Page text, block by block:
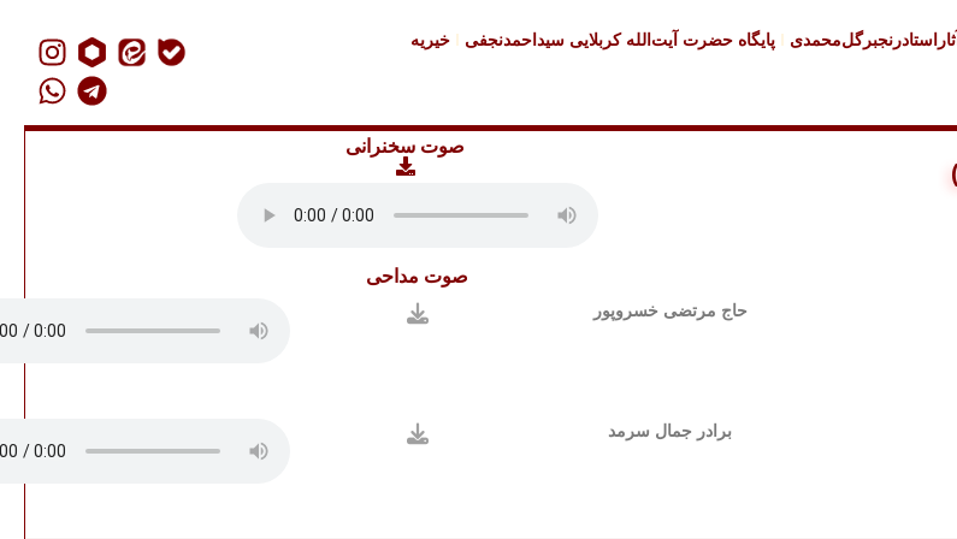
آثاراستادرنجبرگل‌محمدی پایگاه حضرت آیت‌الله کربلایی سیداحمدنجفی خیریه
صوت سخنرانی
صوت مداحی
حاج مرتضی خسروپور
برادر جمال سرمد